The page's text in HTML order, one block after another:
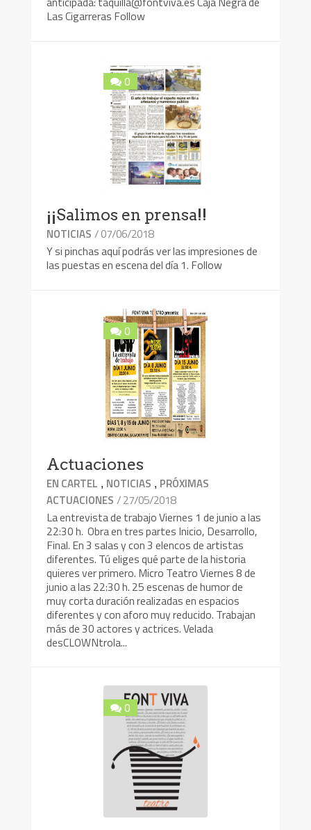
Las Cigarreras Follow
0
¡¡Salimos en prensa!!
NOTICIAS / 07/06/2018
Y si pinchas aquí podrás ver las impresiones de
las puestas en escena del día 1. Follow
0
Actuaciones
EN CARTEL , NOTICIAS , PRÓXIMAS
ACTUACIONES / 27/05/2018
La entrevista de trabajo Viernes 1 de junio a las
22:30 h. Obra en tres partes Inicio, Desarrollo,
Final. En 3 salas y con 3 elencos de artistas
diferentes. Tú eliges qué parte de la historia
quieres ver primero. Micro Teatro Viernes 8 de
junio a las 22:30 h. 25 escenas de humor de
muy corta duración realizadas en espacios
diferentes y con aforo muy reducido. Trabajan
más de 30 actores y actrices. Velada
desCLOWNtrola...
0